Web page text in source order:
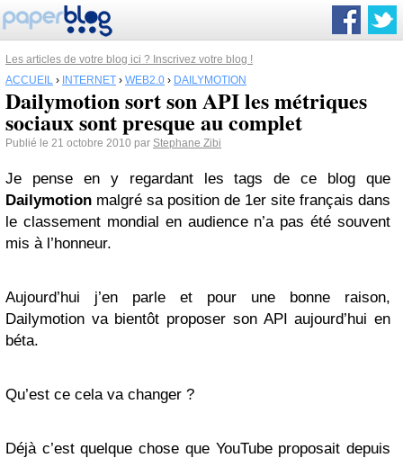
Les articles de votre blog ici ? Inscrivez votre blog !
ACCUEIL › INTERNET › WEB2.0 › DAILYMOTION
Dailymotion sort son API les métriques
sociaux sont presque au complet
Publié le 21 octobre 2010 par Stephane Zibi
Je pense en y regardant les tags de ce blog que
Dailymotion malgré sa position de 1er site français dans
le classement mondial en audience n’a pas été souvent
mis à l’honneur.
Aujourd’hui j’en parle et pour une bonne raison,
Dailymotion va bientôt proposer son API aujourd’hui en
béta.
Qu’est ce cela va changer ?
Déjà c’est quelque chose que YouTube proposait depuis